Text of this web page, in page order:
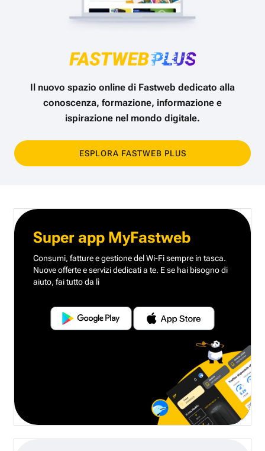
Il nuovo spazio online di Fastweb dedicato alla
conoscenza, formazione, informazione e
ispirazione nel mondo digitale.
ESPLORA FASTWEB PLUS
Super app MyFastweb
Consumi, fatture e gestione del Wi-Fi sempre in tasca.
Nuove offerte e servizi dedicati a te. E se hai bisogno di
aiuto, fai tutto da lì